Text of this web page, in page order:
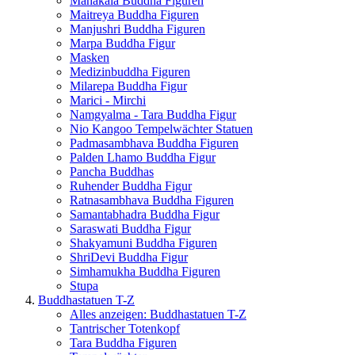
Maitreya Buddha Figuren
Manjushri Buddha Figuren
Marpa Buddha Figur
Masken
Medizinbuddha Figuren
Milarepa Buddha Figur
Marici - Mirchi
Namgyalma - Tara Buddha Figur
Nio Kangoo Tempelwächter Statuen
Padmasambhava Buddha Figuren
Palden Lhamo Buddha Figur
Pancha Buddhas
Ruhender Buddha Figur
Ratnasambhava Buddha Figuren
Samantabhadra Buddha Figur
Saraswati Buddha Figur
Shakyamuni Buddha Figuren
ShriDevi Buddha Figur
Simhamukha Buddha Figuren
Stupa
Buddhastatuen T-Z
Alles anzeigen: Buddhastatuen T-Z
Tantrischer Totenkopf
Tara Buddha Figuren